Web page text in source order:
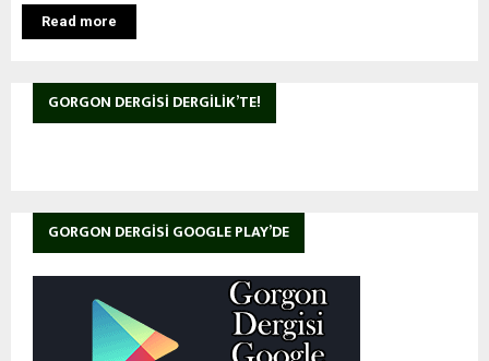
Read more
GORGON DERGISI DERGILIK’TE!
GORGON DERGISI GOOGLE PLAY’DE